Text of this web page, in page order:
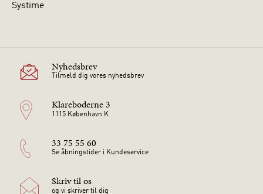
Systime
Nyhedsbrev
Tilmeld dig vores nyhedsbrev
Klareboderne 3
1115 København K
33 75 55 60
Se åbningstider i Kundeservice
Skriv til os
og vi skriver til dig